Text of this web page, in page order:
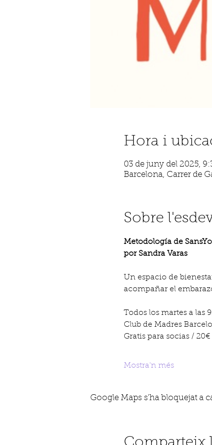
Hora i
03 de juny del 2025,
Barcelona, Carrer de
Sobre
Metodología de
por Sandra Varas
Un espacio de
acompañar el
Todos los martes a las
Club de Madres
Gratis para socias / 20€
Mostra'n més
Google Maps s'ha bloquejat a